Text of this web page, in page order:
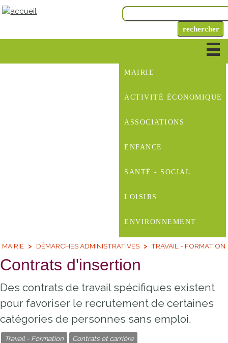
MAIRIE
ACTIVITÉ ÉCONOMIQUE
ASSOCIATIONS
ENFANCE
SANTÉ - SOCIAL
LOISIRS
ENVIRONNEMENT
MAIRIE DÉMARCHES ADMINISTRATIVES TRAVAIL - FORMATION
Contrats d'insertion
Des contrats de travail spécifiques existent
pour favoriser le recrutement de certaines
catégories de personnes sans emploi.
Travail - Formation Contrats et carrière